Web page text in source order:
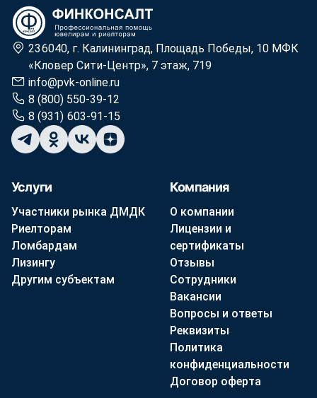
236040, г. Калининград, Площадь Победы, 10 МФК
«Кловер Сити-Центр», 7 этаж, 719
info@pvk-online.ru
8 (800) 550-39-12
8 (931) 603-91-15
Услуги
Участники рынка ДМДК
Риелторам
Ломбардам
Лизингу
Другим субъектам
Компания
О компании
Лицензии и
сертификаты
Отзывы
Сотрудники
Вакансии
Вопросы и ответы
Реквизиты
Политика
конфиденциальности
Договор оферта